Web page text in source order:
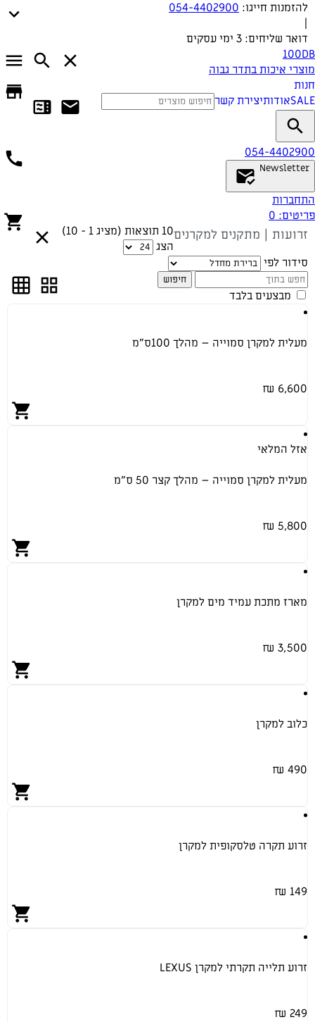
להזמנות חייגו: 054-4402900
|
דואר שליחים: 3 ימי עסקים
100DB
מוצרי איכות בתדר גבוה
חנות
SALEאודותיצירת קשר
054-4402900
Newsletter
התחברות
פריטים: 0
זרועות | מתקנים למקרנים10 תוצאות (מציג 1 - 10)
הצג
סידור לפי
חיפוש
מבצעים בלבד
מעלית למקרן סמוייה – מהלך 100ס”מ
6,600 ₪
אזל המלאי
מעלית למקרן סמוייה – מהלך קצר 50 ס”מ
5,800 ₪
מארז מתכת עמיד מים למקרן
3,500 ₪
כלוב למקרן
490 ₪
זרוע תקרה טלסקופית למקרן
149 ₪
זרוע תלייה תקרתי למקרן LEXUS
249 ₪